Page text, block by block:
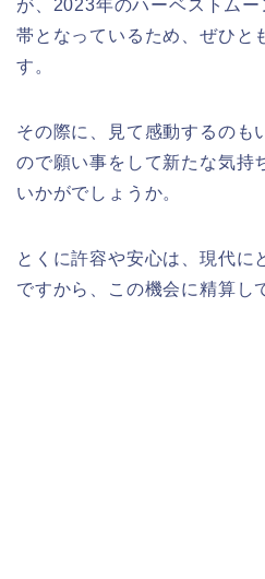
が、2023年のハーベストム
帯となっているため、ぜひと
す。
その際に、見て感動するのも
ので願い事をして新たな気持
いかがでしょうか。
とくに許容や安心は、現代に
ですから、この機会に精算し